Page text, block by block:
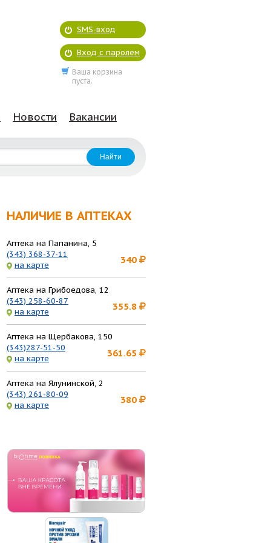
SMS-вход
Вход с паролем
Ваша корзина
пуста.
Новости Вакансии
НАЛИЧИЕ В АПТЕКАХ
Аптека на Папанина, 5
(343) 368-37-11
на карте
340
Аптека на Грибоедова, 12
(343) 258-60-87
на карте
355.8
Аптека на Щербакова, 150
(343)287-51-50
на карте
361.65
Аптека на Ялунинской, 2
(343) 261-80-09
на карте
380